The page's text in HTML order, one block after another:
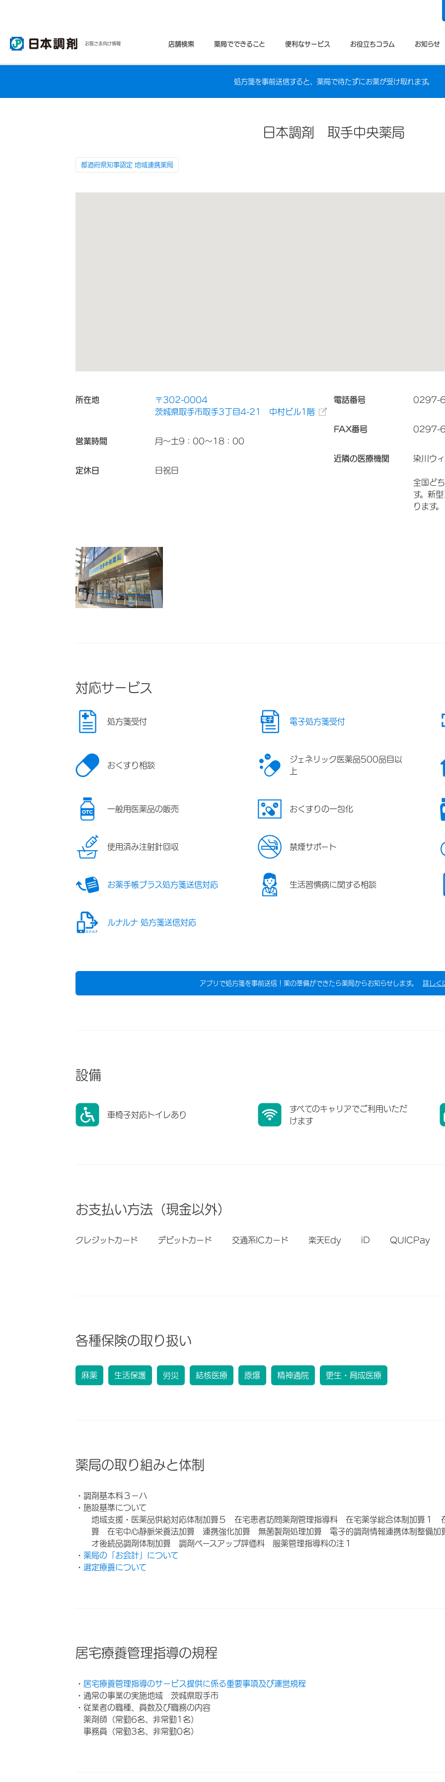
お客さま向け情報 店舗検索 薬局でできること 便利なサービス お役立ちコラム お知らせ
処方箋を事前送信すると、薬局で待たずにお薬が受け取れます。
日本調剤 取手中央薬局
都道府県知事認定 地域連携薬局
所在地
〒302-0004
茨城県取手市取手3丁目4-21 中村ビル1階
営業時間 月～土9：00～18：00
定休日 日祝日
電話番号 0297-
FAX番号 0297-
近隣の医療機関 染川ウ
全国ど
す。新
ります。
対応サービス
処方箋受付 電子処方箋受付
おくすり相談
ジェネリック医薬品500品目以
上
一般用医薬品の販売 おくすりの一包化
使用済み注射針回収 禁煙サポート
お薬手帳プラス処方箋送信対応 生活習慣病に関する相談
ルナルナ 処方箋送信対応
アプリで処方箋を事前送信！薬の準備ができたら薬局からお知らせします。 詳しく
設備
車椅子対応トイレあり
すべてのキャリアでご利用いただ
けます
お支払い方法（現金以外）
クレジットカード デビットカード 交通系ICカード 楽天Edy iD QUICPay
各種保険の取り扱い
麻薬 生活保護 労災 結核医療 原爆 精神通院 更生・育成医療
薬局の取り組みと体制
・調剤基本料３－ハ
・施設基準について
地域支援・医薬品供給対応体制加算５ 在宅患者訪問薬剤管理指導料 在宅薬学総合体制加算１
算 在宅中心静脈栄養法加算 連携強化加算 無菌製剤処理加算 電子的調剤情報連携体制整備
オ後続品調剤体制加算 調剤ベースアップ評価料 服薬管理指導料の注１
・ 薬局の「お会計」について
・ 選定療養について
居宅療養管理指導の規程
・ 居宅療養管理指導のサービス提供に係る重要事項及び運営規程
・通常の事業の実施地域 茨城県取手市
・従業者の職種、員数及び職務の内容
薬剤師（常勤6名、非常勤1名）
事務員（常勤3名、非常勤0名）